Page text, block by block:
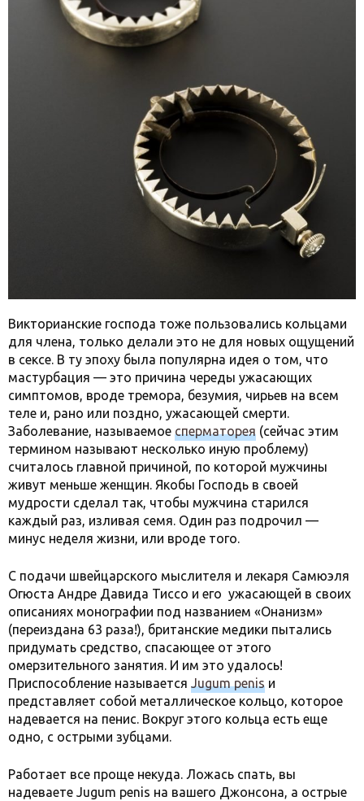
Викторианские господа тоже пользовались кольцами
для члена, только делали это не для новых ощущений
в сексе. В ту эпоху была популярна идея о том, что
мастурбация — это причина череды ужасающих
симптомов, вроде тремора, безумия, чирьев на всем
теле и, рано или поздно, ужасающей смерти.
Заболевание, называемое сперматорея (сейчас этим
термином называют несколько иную проблему)
считалось главной причиной, по которой мужчины
живут меньше женщин. Якобы Господь в своей
мудрости сделал так, чтобы мужчина старился
каждый раз, изливая семя. Один раз подрочил —
минус неделя жизни, или вроде того.
С подачи швейцарского мыслителя и лекаря Самюэля
Огюста Андре Давида Тиссо и его ужасающей в своих
описаниях монографии под названием «Онанизм»
(переиздана 63 раза!), британские медики пытались
придумать средство, спасающее от этого
омерзительного занятия. И им это удалось!
Приспособление называется Jugum penis и
представляет собой металлическое кольцо, которое
надевается на пенис. Вокруг этого кольца есть еще
одно, с острыми зубцами.
Работает все проще некуда. Ложась спать, вы
надеваете Jugum penis на вашего Джонсона, а острые